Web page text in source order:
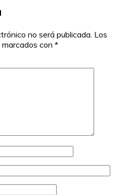
no será publicada. Los
con *